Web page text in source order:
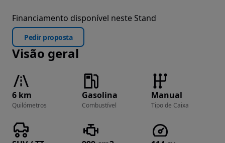
Financiamento disponível neste Stand
Pedir proposta
Visão geral
6 km
Quilómetros
Gasolina
Combustível
Manual
Tipo de Caixa